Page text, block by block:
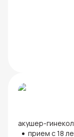
акушер-
прием с 18